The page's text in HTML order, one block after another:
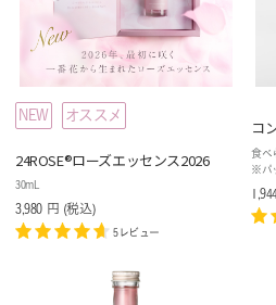
NEW オススメ
24ROSE®ローズエッセンス2026
30mL
3,980 円 (税込)
5レビュー
コ
食べ
※パ